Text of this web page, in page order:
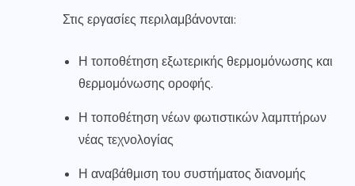
Στις εργασίες περιλαμβάνονται:
Η τοποθέτηση εξωτερικής θερμομόνωσης και
θερμομόνωσης οροφής.
Η τοποθέτηση νέων φωτιστικών λαμπτήρων
νέας τεχνολογίας
Η αναβάθμιση του συστήματος διανομής